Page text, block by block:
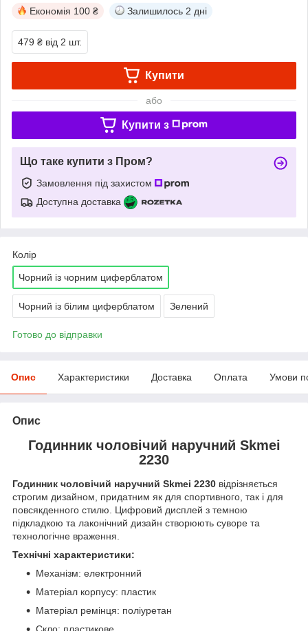
Економія 100 ₴ Залишилось 2 дні
479 ₴ від 2 шт.
Купити
або
Купити з
Що таке купити з Пром?
Замовлення під захистом
Доступна доставка
Колір
Чорний із чорним циферблатом
Чорний із білим циферблатом Зелений
Готово до відправки
Опис Характеристики Доставка Оплата Умови
Опис
Годинник чоловічий наручний Skmei
2230
Годинник чоловічий наручний Skmei 2230 відрізняється
строгим дизайном, придатним як для спортивного, так і для
повсякденного стилю. Цифровий дисплей з темною
підкладкою та лаконічний дизайн створюють суворе та
технологічне враження.
Технічні характеристики:
Механізм: електронний
Матеріал корпусу: пластик
Матеріал ремінця: поліуретан